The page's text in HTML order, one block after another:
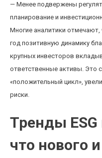
— Менее подвержены
планирование и
Многие аналитики отмечают,
год позитивную динамику
крупных инвесторов
ответственные активы. Это
«положительный цикл»,
риски.
Тренды ESG
что нового